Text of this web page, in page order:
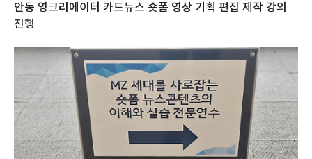
안동 영크리에이터 카드뉴스 숏폼 영상 기획 편집 제작 강의
진행